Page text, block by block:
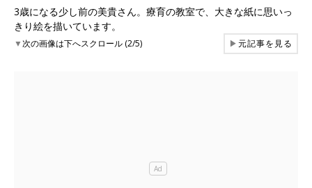
3歳になる少し前の美貴さん。療育の教室で、大きな紙に思いっ
きり絵を描いています。
▼次の画像は下へスクロール (2/5) ▶元記事を見る